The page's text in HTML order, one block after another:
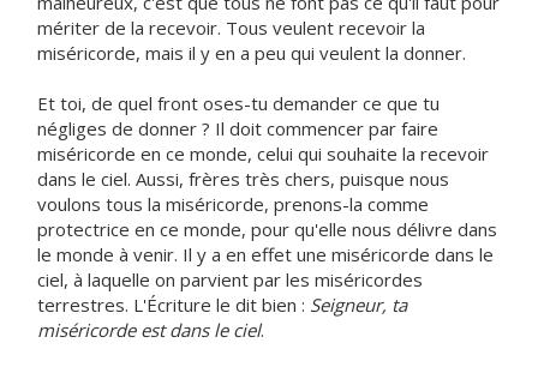
mériter de la recevoir. Tous veulent recevoir la
miséricorde, mais il y en a peu qui veulent la donner.
Et toi, de quel front oses-tu demander ce que tu
négliges de donner ? Il doit commencer par faire
miséricorde en ce monde, celui qui souhaite la recevoir
dans le ciel. Aussi, frères très chers, puisque nous
voulons tous la miséricorde, prenons-la comme
protectrice en ce monde, pour qu'elle nous délivre dans
le monde à venir. Il y a en effet une miséricorde dans le
ciel, à laquelle on parvient par les miséricordes
terrestres. L'Écriture le dit bien : Seigneur, ta
miséricorde est dans le ciel.